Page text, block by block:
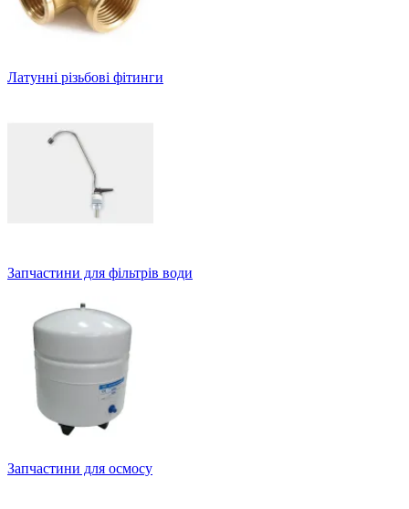
Латунні різьбові фітинги
Запчастини для фільтрів води
Запчастини для осмосу